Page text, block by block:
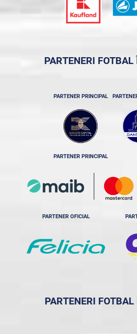
PARTENERI FOTBAL
PARTENER PRINCIPAL
PARTENER PRINCIPAL
PARTENER OFICIAL
PARTENERI